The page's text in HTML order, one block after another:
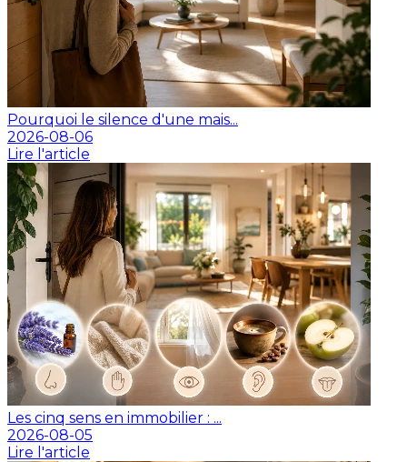
Pourquoi le silence d'une mais...
2026-08-06
Lire l'article
Les cinq sens en immobilier : ...
2026-08-05
Lire l'article